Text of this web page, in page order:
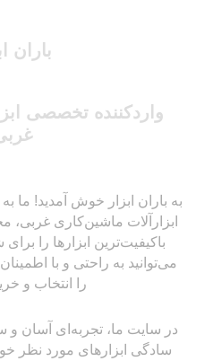
باران
واردکننده تخصصی
به باران ابزار خوش آمدید!
ابزارآلات ماشین‌کاری غربی،
باکیفیت‌ترین ابزارها را
می‌توانید به راحتی و با
را انتخاب و
در سایت ما، تجربه‌ای آسان و
سادگی ابزارهای مورد نظر